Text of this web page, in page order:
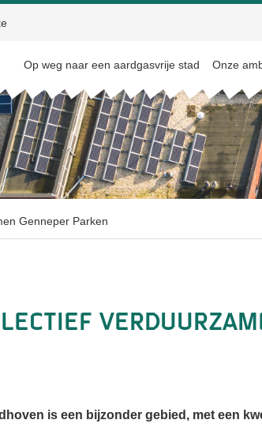
Op weg naar een aardgasvrije stad Onze
Genneper Parken
is een bijzonder gebied, met een